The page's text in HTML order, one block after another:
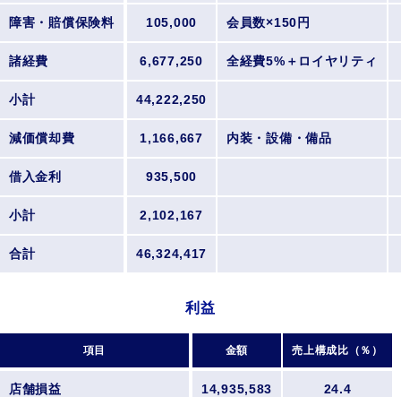
障害・賠償保険料 105,000 会員数×150円
諸経費 6,677,250 全経費5%＋ロイヤリティ
小計 44,222,250
減価償却費 1,166,667 内装・設備・備品
借入金利 935,500
小計 2,102,167
合計 46,324,417
利益
項目 金額 売上構成比（％）
店舗損益 14,935,583 24.4